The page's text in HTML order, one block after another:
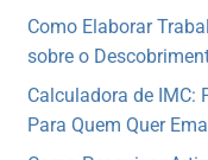
Como Elaborar
sobre o
Calculadora de IMC:
Para Quem Quer